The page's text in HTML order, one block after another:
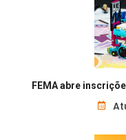
FEMA abre